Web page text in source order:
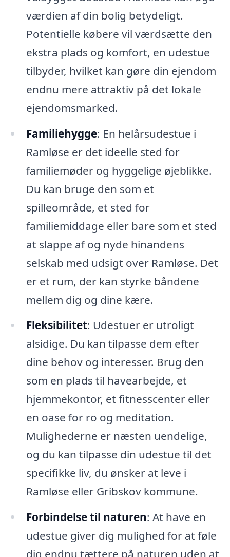
værdien af din bolig betydeligt.
Potentielle købere vil værdsætte den
ekstra plads og komfort, en udestue
tilbyder, hvilket kan gøre din ejendom
endnu mere attraktiv på det lokale
ejendomsmarked.
Familiehygge: En helårsudestue i
Ramløse er det ideelle sted for
familiemøder og hyggelige øjeblikke.
Du kan bruge den som et
spilleområde, et sted for
familiemiddage eller bare som et sted
at slappe af og nyde hinandens
selskab med udsigt over Ramløse. Det
er et rum, der kan styrke båndene
mellem dig og dine kære.
Fleksibilitet: Udestuer er utroligt
alsidige. Du kan tilpasse dem efter
dine behov og interesser. Brug den
som en plads til havearbejde, et
hjemmekontor, et fitnesscenter eller
en oase for ro og meditation.
Mulighederne er næsten uendelige,
og du kan tilpasse din udestue til det
specifikke liv, du ønsker at leve i
Ramløse eller Gribskov kommune.
Forbindelse til naturen: At have en
udestue giver dig mulighed for at føle
dig endnu tættere på naturen uden at